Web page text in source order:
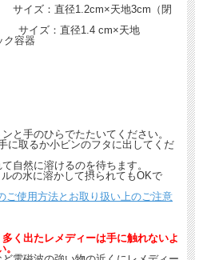
イズ：直径1.2cm×天地3cm（閉
) サイズ：直径1.4 cm×天地
ク容器
と手のひらでたたいてください。
に取るか小ビンのフタに出してくだ
自然に溶けるのを待ちます。
の水に溶かして摂られてもOKで
使用方法とお取り扱い上のご注意
く出たレメディーは手に触れないよ